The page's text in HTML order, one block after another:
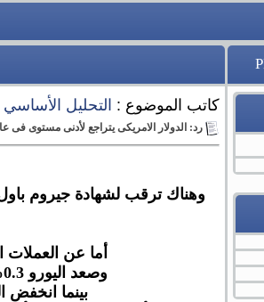
كاتب الموضوع : التحليل الأساسي
رد: الدولار الامريكى يتراجع لأدنى مستوى فى
أما عن العملات
وصعد اليورو 0.3%، غير أن العملات الثلاث جميعها ظلت أقل من المستوى، الذي سجلته قبل ارتفاع الدولار أمس الاثنين.
بينما انخفض